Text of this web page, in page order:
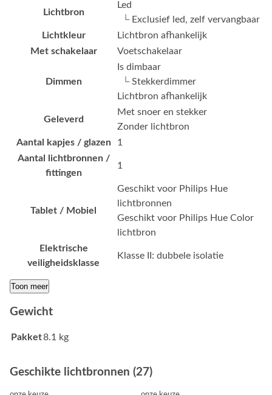
Lichtbron
Led
└ Exclusief led, zelf vervangbaar
Lichtkleur
Lichtbron afhankelijk
Met schakelaar
Voetschakelaar
Dimmen
Is dimbaar
└ Stekkerdimmer
Lichtbron afhankelijk
Geleverd
Met snoer en stekker
Zonder lichtbron
Aantal kapjes / glazen
1
Aantal lichtbronnen /
fittingen
1
Tablet / Mobiel
Geschikt voor Philips Hue
lichtbronnen
Geschikt voor Philips Hue Color
lichtbron
Elektrische
veiligheidsklasse
Klasse II: dubbele isolatie
Toon meer
Gewicht
Pakket8.1 kg
Geschikte lichtbronnen (27)